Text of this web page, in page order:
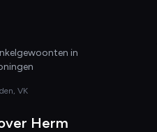
in
VK
Herm